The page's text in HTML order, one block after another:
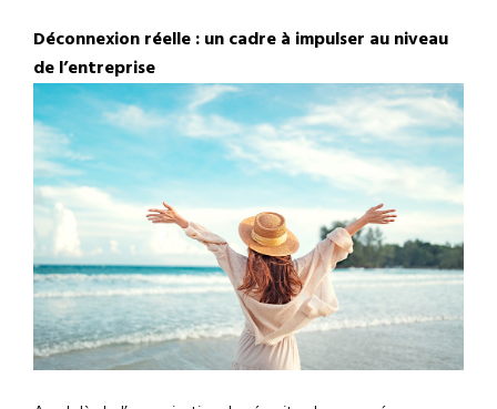
Déconnexion réelle : un cadre à impulser au niveau
de l’entreprise